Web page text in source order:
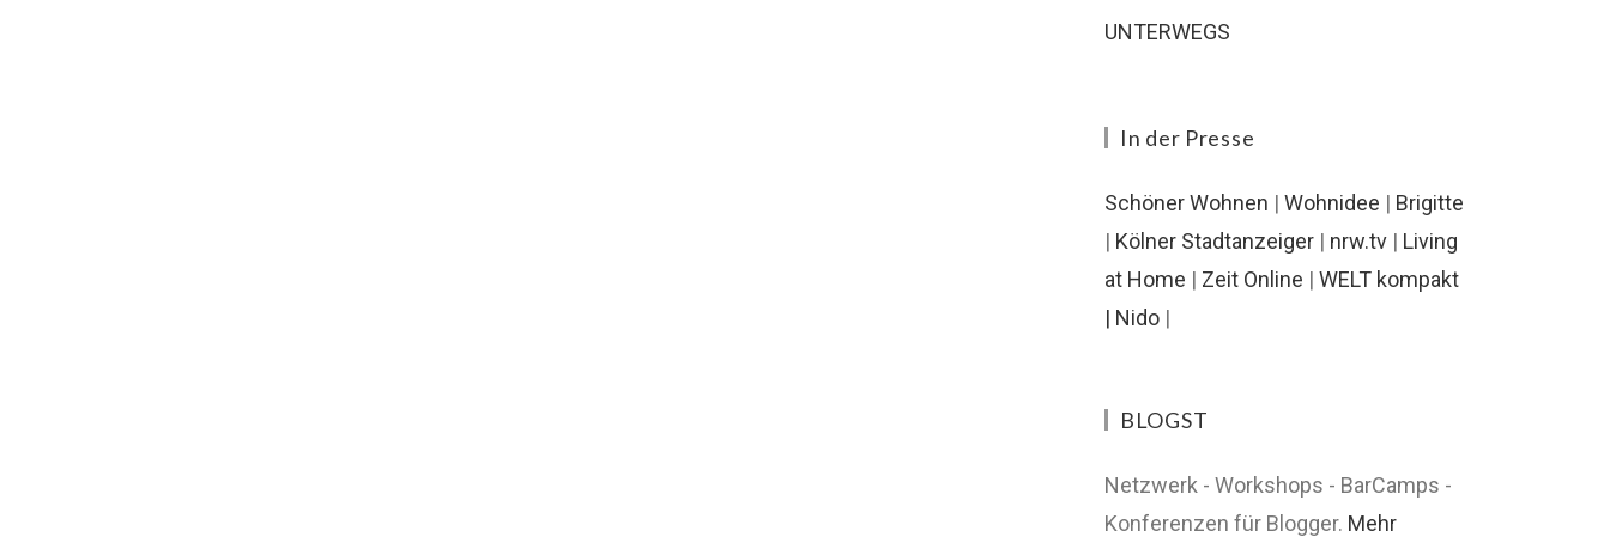
UNTERWEGS
In der Presse
Schöner Wohnen | Wohnidee | Brigitte
| Kölner Stadtanzeiger | nrw.tv | Living
at Home | Zeit Online | WELT kompakt
| Nido |
BLOGST
Netzwerk - Workshops - BarCamps -
Konferenzen für Blogger. Mehr